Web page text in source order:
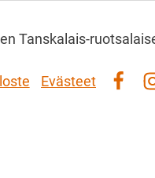
Tanskalais-
Evästeet